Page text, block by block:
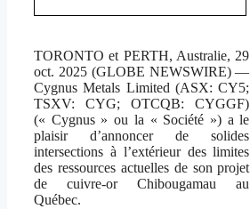
TORONTO et PERTH, Australie, 29
oct. 2025 (GLOBE NEWSWIRE) —
Cygnus Metals Limited (ASX: CY5;
TSXV: CYG; OTCQB: CYGGF)
(« Cygnus » ou la « Société ») a le
plaisir d’annoncer de solides
intersections à l’extérieur des limites
des ressources actuelles de son projet
de cuivre-or Chibougamau au
Québec.